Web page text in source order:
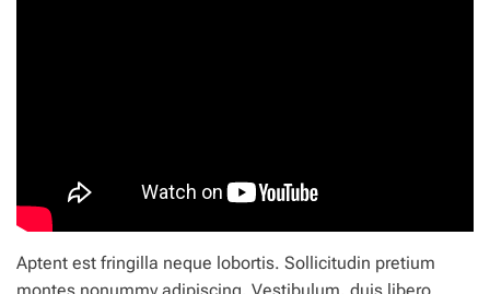
Aptent est fringilla neque lobortis. Sollicitudin pretium
montes nonummy adipiscing. Vestibulum, duis libero